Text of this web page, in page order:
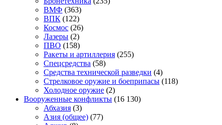
ВМФ (363)
ВПК (122)
Космос (26)
Лазеры (2)
ПВО (158)
Ракеты и артиллерия (255)
Спецсредства (58)
Средства технической разведки (4)
Стрелковое оружие и боеприпасы (118)
Холодное оружие (2)
Вооруженные конфликты (16 130)
Абхазия (3)
Азия (общее) (77)